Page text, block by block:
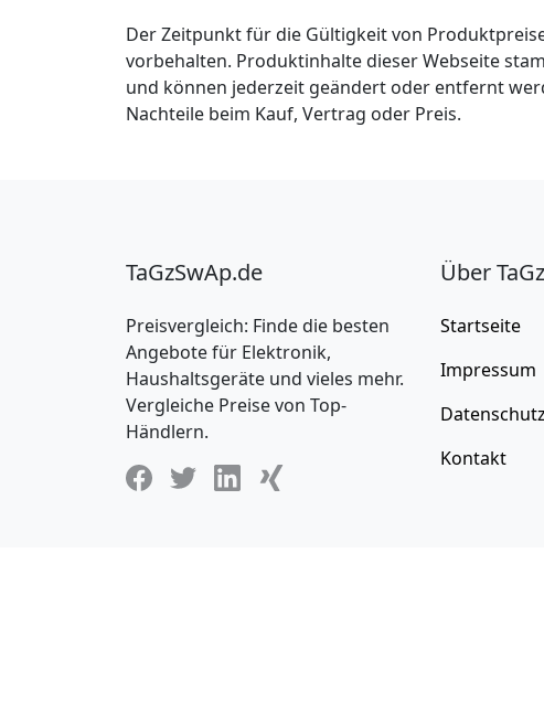
Der Zeitpunkt für die Gültigkeit von
vorbehalten. Produktinhalte dieser Webseite
und können jederzeit geändert oder entfernt
Nachteile beim Kauf, Vertrag oder Preis.
TaGzSwAp.de
Preisvergleich: Finde die besten
Angebote für Elektronik,
Haushaltsgeräte und vieles mehr.
Vergleiche Preise von Top-
Händlern.
Über
Startseite
Impressum
Datenschutz
Kontakt